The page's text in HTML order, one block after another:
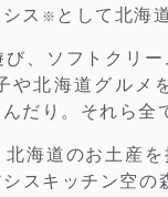
ス ※ として北海
、ソフトクリ
や北海道グルメ
だり。 それら全
海道のお土産
スキッチン空